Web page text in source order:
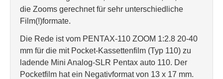
die Zooms gerechnet für sehr unterschiedliche
Film(!)formate.
Die Rede ist vom PENTAX-110 ZOOM 1:2.8 20-40
mm für die mit Pocket-Kassettenfilm (Typ 110) zu
ladende Mini Analog-SLR Pentax auto 110. Der
Pocketfilm hat ein Negativformat von 13 x 17 mm.